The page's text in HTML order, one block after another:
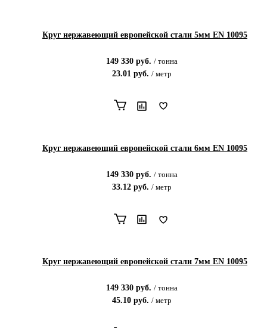
Круг нержавеющий европейской стали 5мм EN 10095
149 330 руб. / тонна
23.01 руб. / метр
Круг нержавеющий европейской стали 6мм EN 10095
149 330 руб. / тонна
33.12 руб. / метр
Круг нержавеющий европейской стали 7мм EN 10095
149 330 руб. / тонна
45.10 руб. / метр